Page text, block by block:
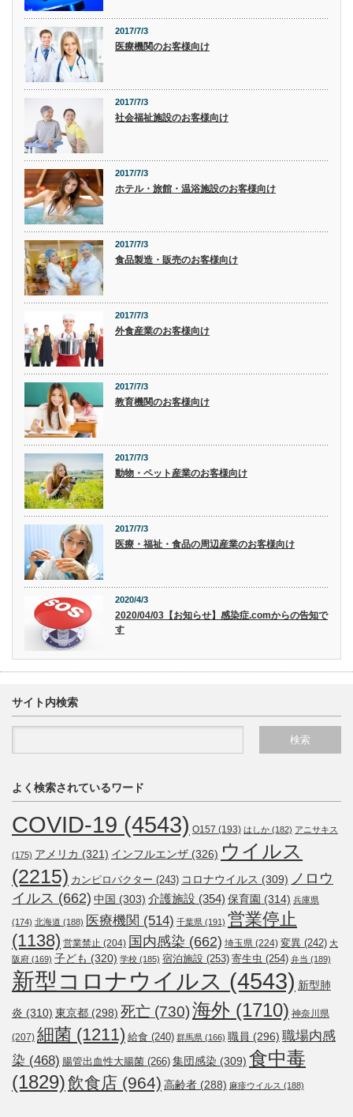
2017/7/3
医療機関のお客様向け
2017/7/3
社会福祉施設のお客様向け
2017/7/3
ホテル・旅館・温浴施設のお客様向け
2017/7/3
食品製造・販売のお客様向け
2017/7/3
外食産業のお客様向け
2017/7/3
教育機関のお客様向け
2017/7/3
動物・ペット産業のお客様向け
2017/7/3
医療・福祉・食品の周辺産業のお客様向け
2020/4/3
2020/04/03【お知らせ】感染症.comからの告知で
す
サイト内検索
よく検索されているワード
COVID-19 (4543) O157 (193) はしか (182) アニサキス
(175) アメリカ (321) インフルエンザ (326) ウイルス
(2215) カンピロバクター (243) コロナウイルス (309) ノロウ
イルス (662) 中国 (303) 介護施設 (354) 保育園 (314) 兵庫県
(174) 北海道 (188) 医療機関 (514) 千葉県 (191) 営業停止
(1138) 営業禁止 (204) 国内感染 (662) 埼玉県 (224) 変異 (242) 大
阪府 (169) 子ども (320) 学校 (185) 宿泊施設 (253) 寄生虫 (254) 弁当 (189)
新型コロナウイルス (4543) 新型肺
炎 (310) 東京都 (298) 死亡 (730)海外 (1710) 神奈川県
(207) 細菌 (1211) 給食 (240) 群馬県 (166) 職員 (296) 職場内感
染 (468) 腸管出血性大腸菌 (266) 集団感染 (309) 食中毒
(1829)飲食店 (964) 高齢者 (288) 麻疹ウイルス (188)